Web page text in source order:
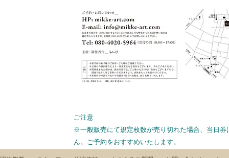
ご注意
※一般販売にて規定枚数が売り切れた場合、当日
ん。ご予約をおすすめいたします。